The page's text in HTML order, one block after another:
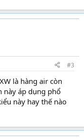
#3
là hàng air còn
này áp dụng phổ
này hay thế nào